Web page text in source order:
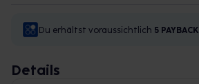
Du erhältst voraussichtlich 5 PAYBACK
Details